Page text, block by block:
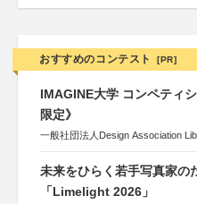
おすすめのコンテスト [PR]
IMAGINE大学 コンペティ
限定》
一般社団法人Design Association
未来をひらく若手写真家の
「Limelight 2026」